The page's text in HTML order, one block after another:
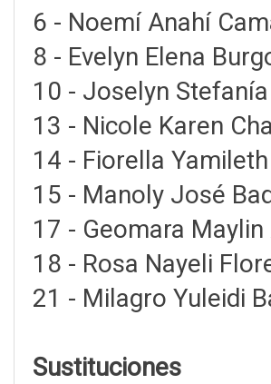
6 - Noemí Anahí
8 - Evelyn Elena
10 - Joselyn
13 - Nicole Karen
14 - Fiorella
15 - Manoly José
17 - Geomara
18 - Rosa Nayeli
21 - Milagro Yuleidi
Sustituciones